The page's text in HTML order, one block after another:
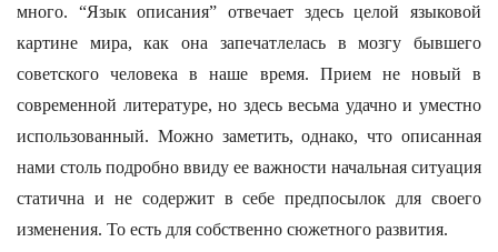
много. “Язык описания” отвечает здесь целой языковой
картине мира, как она запечатлелась в мозгу бывшего
советского человека в наше время. Прием не новый в
современной литературе, но здесь весьма удачно и уместно
использованный. Можно заметить, однако, что описанная
нами столь подробно ввиду ее важности начальная ситуация
статична и не содержит в себе предпосылок для своего
изменения. То есть для собственно сюжетного развития.